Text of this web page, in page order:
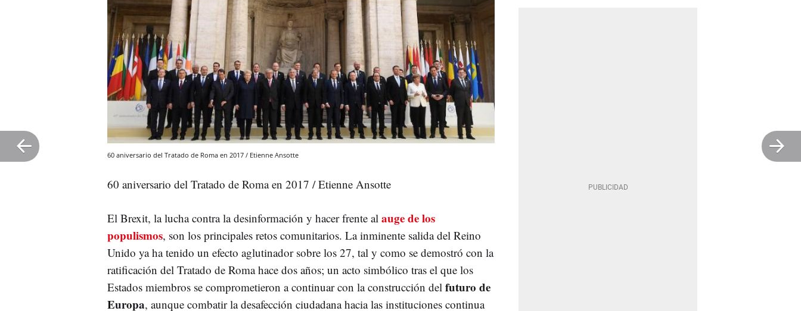
60 aniversario del Tratado de Roma en 2017 / Etienne Ansotte
60 aniversario del Tratado de Roma en 2017 / Etienne Ansotte
El Brexit, la lucha contra la desinformación y hacer frente al auge de los
populismos, son los principales retos comunitarios. La inminente salida del Reino
Unido ya ha tenido un efecto aglutinador sobre los 27, tal y como se demostró con la
ratificación del Tratado de Roma hace dos años; un acto simbólico tras el que los
Estados miembros se comprometieron a continuar con la construcción del futuro de
Europa, aunque combatir la desafección ciudadana hacia las instituciones continua